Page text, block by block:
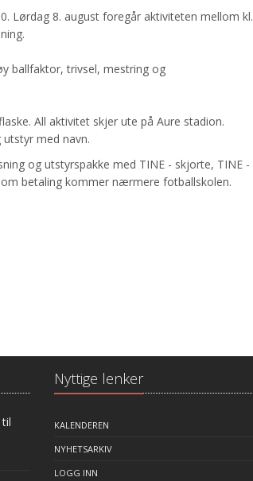
Lørdag 8. august foregår aktiviteten mellom kl.
ballfaktor, trivsel, mestring og
All aktivitet skjer ute på Aure stadion.
med navn.
og utstyrspakke med TINE - skjorte, TINE -
betaling kommer nærmere fotballskolen.
Nyttige lenker
KALENDEREN
NYHETSARKIV
LOGG INN